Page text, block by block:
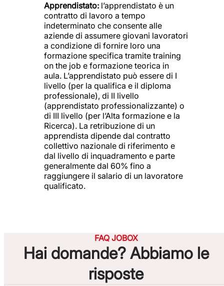
Apprendistato: l’apprendistato è un
contratto di lavoro a tempo
indeterminato che consente alle
aziende di assumere giovani lavoratori
a condizione di fornire loro una
formazione specifica tramite training
on the job e formazione teorica in
aula. L’apprendistato può essere di I
livello (per la qualifica e il diploma
professionale), di II livello
(apprendistato professionalizzante) o
di III livello (per l’Alta formazione e la
Ricerca). La retribuzione di un
apprendista dipende dal contratto
collettivo nazionale di riferimento e
dal livello di inquadramento e parte
generalmente dal 60% fino a
raggiungere il salario di un lavoratore
qualificato.
FAQ JOBOX
Hai domande? Abbiamo le
risposte